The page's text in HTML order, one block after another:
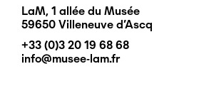
LaM, 1 allée du Musée
59650 Villeneuve d'Ascq
+33 (0)3 20 19 68 68
info@musee-lam.fr